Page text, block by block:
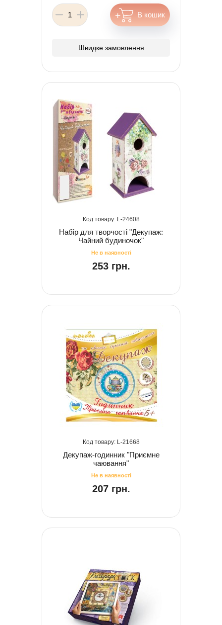
Швидке замовлення
24608
Набір для творчості "Декупаж:
Чайний будиночок"
253 грн.
21668
Декупаж-годинник "Приємне
чаювання"
207 грн.